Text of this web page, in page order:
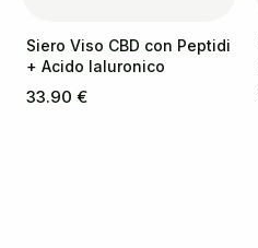
Siero Viso CBD con Peptidi
+ Acido Ialuronico
33.90 €